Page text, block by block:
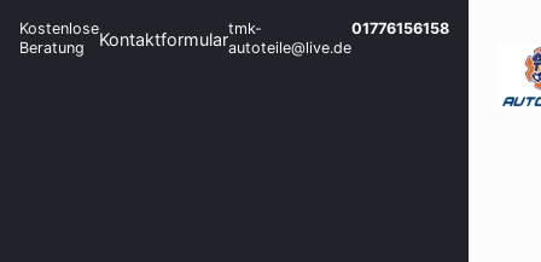
Kostenlose
Beratung
Kontaktformulartmk-
autoteile@live.de
01776156158